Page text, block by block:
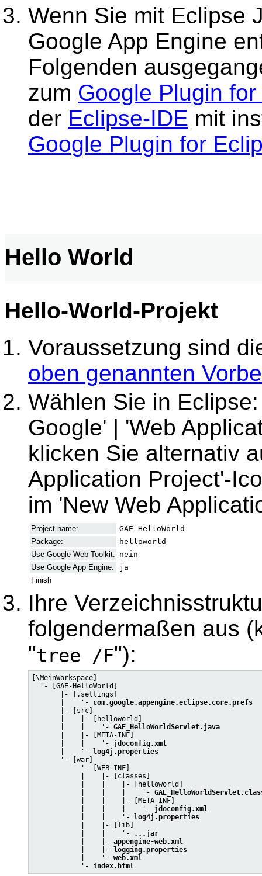
Wenn Sie mit Eclipse
Google App Engine
Folgenden
zum Google Plugin
der Eclipse-IDE mit
Google Plugin for
Hello World
Hello-World-Projekt
Voraussetzung sind
oben genannten
Wählen Sie in
Google' | 'Web
klicken Sie alternativ
Application Project'-
im 'New Web
Project name:
GAE-HelloWorld
Package:
helloworld
Use Google Web Toolkit: nein
Use Google App Engine:
ja
Finish
Ihre
folgendermaßen aus
"tree /F"):
[\MeinWorkspace]
  '- [GAE-HelloWorld]
       |- [.settings]
       |    '-
com.google.appengine.eclipse.core.prefs
       |- [src]
       |    |- [helloworld]
       |    |    '-
GAE_HelloWorldServlet.java
       |    |- [META-INF]
       |    |    '-
jdoconfig.xml
       |    '-
log4j.properties
       '- [war]
            '- [WEB-INF]
            |    |- [classes]
            |    |    |- [helloworld]
            |    |    |    '-
            |    |    |- [META-INF]
            |    |    |    '-
jdoconfig.xml
            |    |    '-
log4j.properties
            |    |- [lib]
            |    |    '-
...jar
            |    |-
appengine-web.xml
            |    |-
logging.properties
            |    '-
web.xml
            '-
index.html